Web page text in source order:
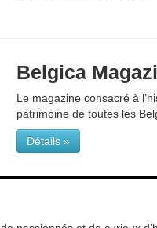
Belgica
Le magazine consacré à
patrimoine de toutes les
Détails »